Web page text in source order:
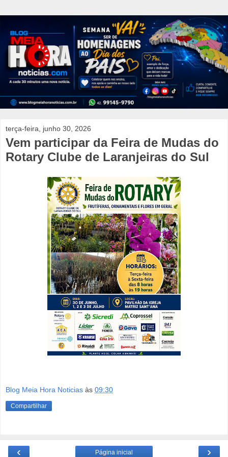
terça-feira, junho 30, 2026
Vem participar da Feira de Mudas do
Rotary Clube de Laranjeiras do Sul
Blog Meia Hora Noticias às 09:30
Compartilhar
‹ ›
Página inicial